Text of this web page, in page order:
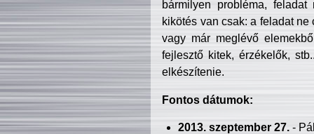
bármilyen probléma, feladat
kikötés van csak: a feladat
vagy már meglévő
fejlesztő kitek, érzékelők,
elkészítenie.
Fontos dátumok:
2013. szeptember 27.-